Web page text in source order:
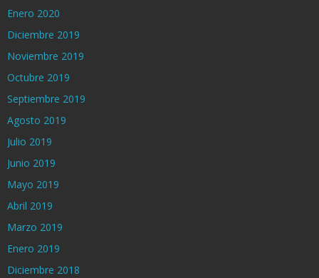
Enero 2020
Diciembre 2019
Noviembre 2019
Octubre 2019
Septiembre 2019
Agosto 2019
Julio 2019
Junio 2019
Mayo 2019
Abril 2019
Marzo 2019
Enero 2019
Diciembre 2018